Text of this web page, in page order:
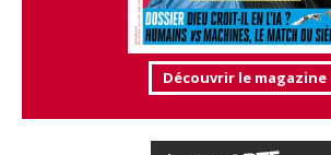
Découvrir le magazine